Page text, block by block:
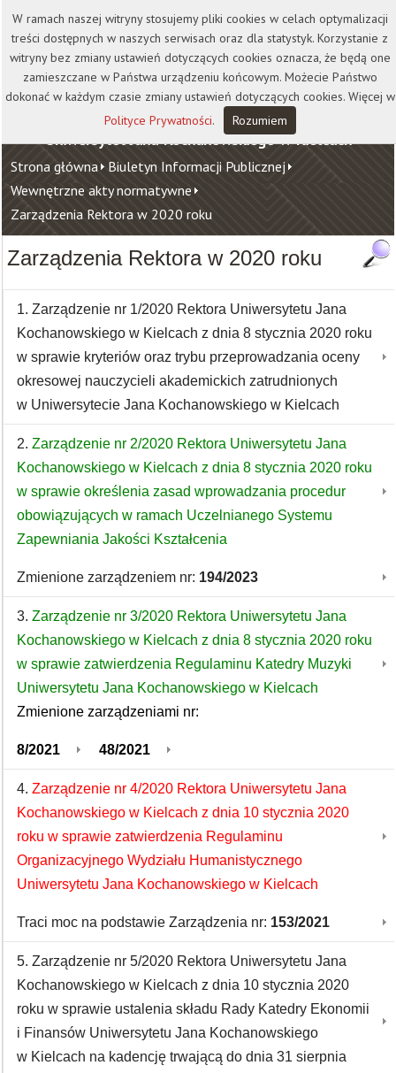
Kontakt Biblioteka
Wydawnictwo
Wirtualna Uczelnia
Uniwersytet Jana Kochanowskiego w Kielcach
Strona główna Biuletyn Informacji Publicznej
Wewnętrzne akty normatywne
Zarządzenia Rektora w 2020 roku
Zarządzenia Rektora w 2020 roku
1. Zarządzenie nr 1/2020 Rektora Uniwersytetu Jana
Kochanowskiego w Kielcach z dnia 8 stycznia 2020 roku
w sprawie kryteriów oraz trybu przeprowadzania oceny
okresowej nauczycieli akademickich zatrudnionych
w Uniwersytecie Jana Kochanowskiego w Kielcach
2. Zarządzenie nr 2/2020 Rektora Uniwersytetu Jana
Kochanowskiego w Kielcach z dnia 8 stycznia 2020 roku
w sprawie określenia zasad wprowadzania procedur
obowiązujących w ramach Uczelnianego Systemu
Zapewniania Jakości Kształcenia
Zmienione zarządzeniem nr: 194/2023
3. Zarządzenie nr 3/2020 Rektora Uniwersytetu Jana
Kochanowskiego w Kielcach z dnia 8 stycznia 2020 roku
w sprawie zatwierdzenia Regulaminu Katedry Muzyki
Uniwersytetu Jana Kochanowskiego w Kielcach
Zmienione zarządzeniami nr:
8/2021 48/2021
4. Zarządzenie nr 4/2020 Rektora Uniwersytetu Jana
Kochanowskiego w Kielcach z dnia 10 stycznia 2020
roku w sprawie zatwierdzenia Regulaminu
Organizacyjnego Wydziału Humanistycznego
Uniwersytetu Jana Kochanowskiego w Kielcach
Traci moc na podstawie Zarządzenia nr: 153/2021
5. Zarządzenie nr 5/2020 Rektora Uniwersytetu Jana
Kochanowskiego w Kielcach z dnia 10 stycznia 2020
roku w sprawie ustalenia składu Rady Katedry Ekonomii
i Finansów Uniwersytetu Jana Kochanowskiego
w Kielcach na kadencję trwającą do dnia 31 sierpnia
W ramach naszej witryny stosujemy pliki cookies w celach optymalizacji
treści dostępnych w naszych serwisach oraz dla statystyk. Korzystanie z
witryny bez zmiany ustawień dotyczących cookies oznacza, że będą one
zamieszczane w Państwa urządzeniu końcowym. Możecie Państwo
dokonać w każdym czasie zmiany ustawień dotyczących cookies. Więcej w
Polityce Prywatności. Rozumiem